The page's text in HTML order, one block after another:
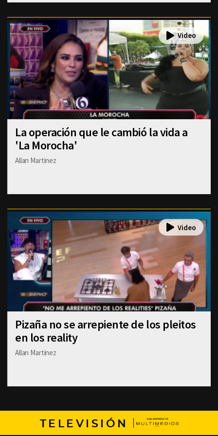
La operación que le cambió la vida a
'La Morocha'
Allan Martinez
Pizaña no se arrepiente de los pleitos
en los reality
Allan Martinez
TELEVISIÓN